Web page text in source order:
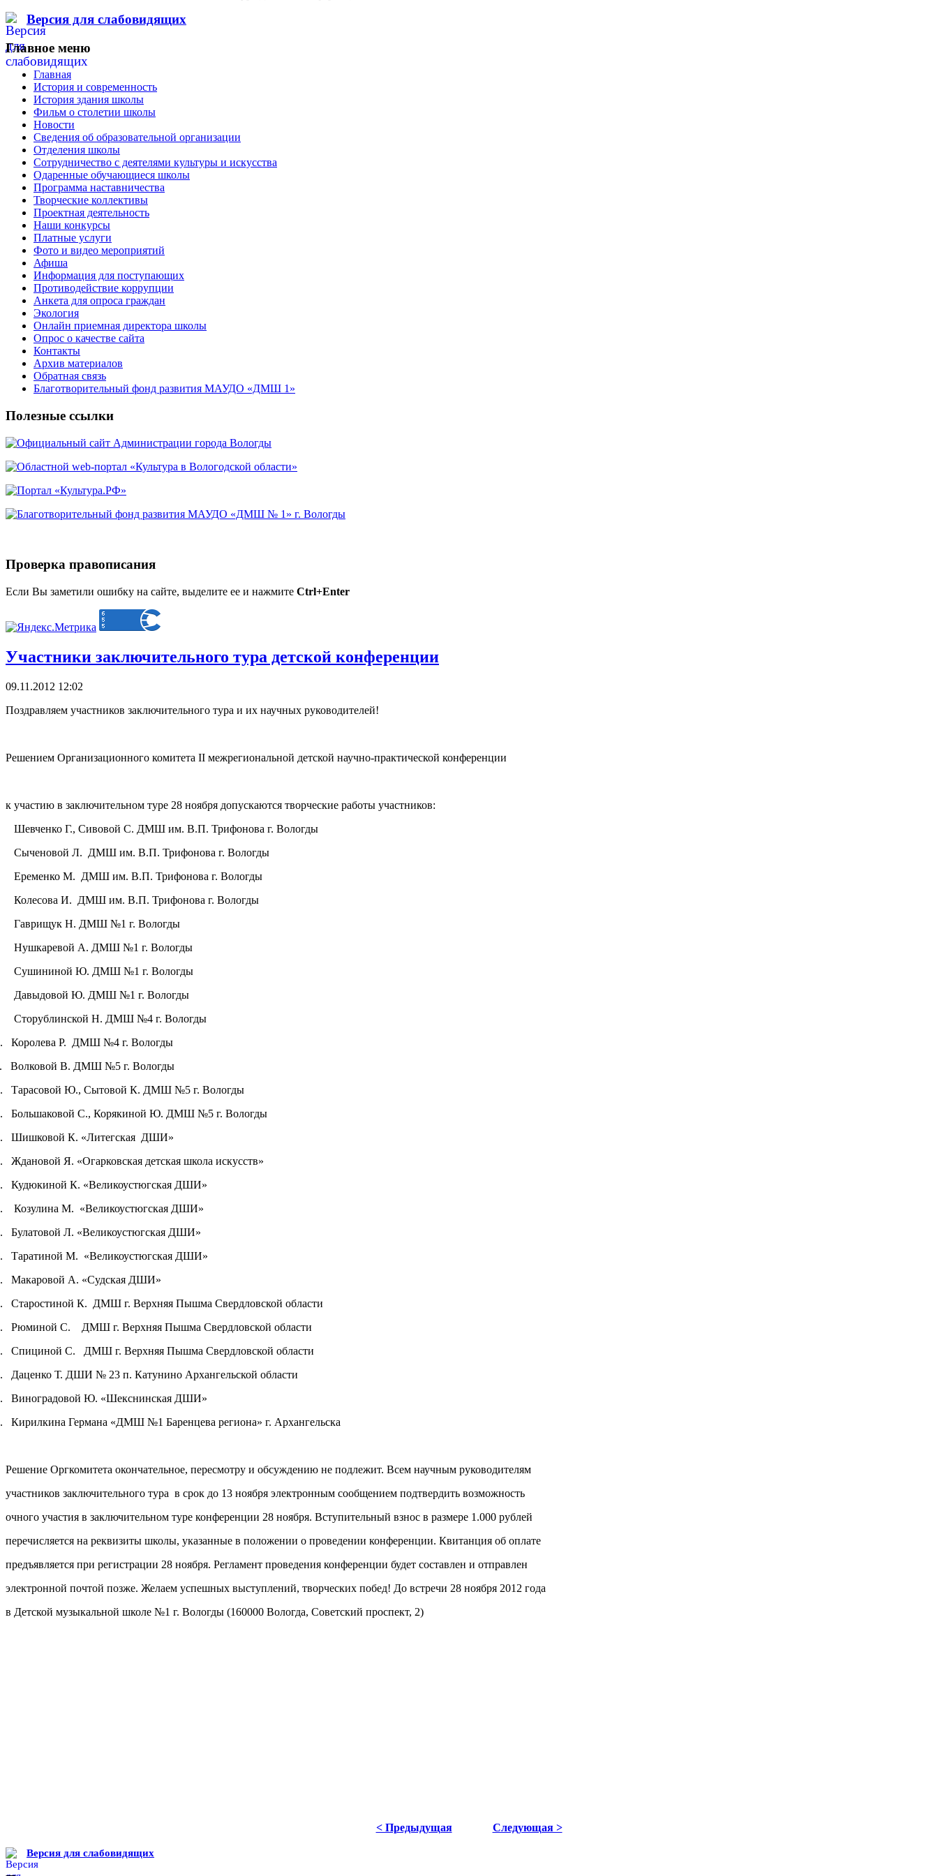
Версия для слабовидящих
Главное меню
Главная
История и современность
История здания школы
Фильм о столетии школы
Новости
Сведения об образовательной организации
Отделения школы
Сотрудничество с деятелями культуры и искусства
Одаренные обучающиеся школы
Программа наставничества
Творческие коллективы
Проектная деятельность
Наши конкурсы
Платные услуги
Фото и видео мероприятий
Афиша
Информация для поступающих
Противодействие коррупции
Анкета для опроса граждан
Экология
Онлайн приемная директора школы
Опрос о качестве сайта
Контакты
Архив материалов
Обратная связь
Благотворительный фонд развития МАУДО «ДМШ 1»
Полезные ссылки
Проверка правописания
Если Вы заметили ошибку на сайте, выделите ее и нажмите Ctrl+Enter
Участники заключительного тура детской конференции
09.11.2012 12:02
Поздравляем участников заключительного тура и их научных руководителей!
Решением Организационного комитета II межрегиональной детской научно-практической конференции
к участию в заключительном туре 28 ноября допускаются творческие работы участников:
Шевченко Г., Сивовой С. ДМШ им. В.П. Трифонова г. Вологды
Сыченовой Л. ДМШ им. В.П. Трифонова г. Вологды
Еременко М. ДМШ им. В.П. Трифонова г. Вологды
Колесова И. ДМШ им. В.П. Трифонова г. Вологды
Гаврищук Н. ДМШ №1 г. Вологды
Нушкаревой А. ДМШ №1 г. Вологды
Сушининой Ю. ДМШ №1 г. Вологды
Давыдовой Ю. ДМШ №1 г. Вологды
Сторублинской Н. ДМШ №4 г. Вологды
Королева Р. ДМШ №4 г. Вологды
Волковой В. ДМШ №5 г. Вологды
Тарасовой Ю., Сытовой К. ДМШ №5 г. Вологды
Большаковой С., Корякиной Ю. ДМШ №5 г. Вологды
Шишковой К. «Литегская ДШИ»
Ждановой Я. «Огарковская детская школа искусств»
Кудюкиной К. «Великоустюгская ДШИ»
Козулина М. «Великоустюгская ДШИ»
Булатовой Л. «Великоустюгская ДШИ»
Таратиной М. «Великоустюгская ДШИ»
Макаровой А. «Судская ДШИ»
Старостиной К. ДМШ г. Верхняя Пышма Свердловской области
Рюминой С.
ДМШ г. Верхняя Пышма Свердловской области
Спициной С.
ДМШ г. Верхняя Пышма Свердловской области
Даценко Т. ДШИ № 23 п. Катунино Архангельской области
Виноградовой Ю. «Шекснинская ДШИ»
Кирилкина Германа «ДМШ №1 Баренцева региона» г. Архангельска
Решение Оргкомитета окончательное, пересмотру и обсуждению не подлежит. Всем научным руководителям
участников заключительного тура в срок до 13 ноября электронным сообщением подтвердить возможность
очного участия в заключительном туре конференции 28 ноября. Вступительный взнос в размере 1.000 рублей
перечисляется на реквизиты школы, указанные в положении о проведении конференции. Квитанция об оплате
предъявляется при регистрации 28 ноября. Регламент проведения конференции будет составлен и отправлен
электронной почтой позже. Желаем успешных выступлений, творческих побед! До встречи 28 ноября 2012 года
в Детской музыкальной школе №1 г. Вологды (160000 Вологда, Советский проспект, 2)
< Предыдущая Следующая >
Версия для слабовидящих